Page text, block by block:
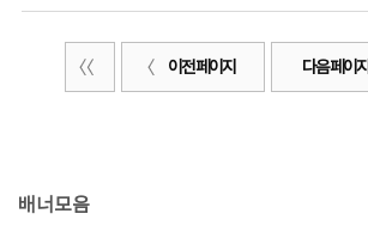
이전 페이지 다음 페이지
배너모음